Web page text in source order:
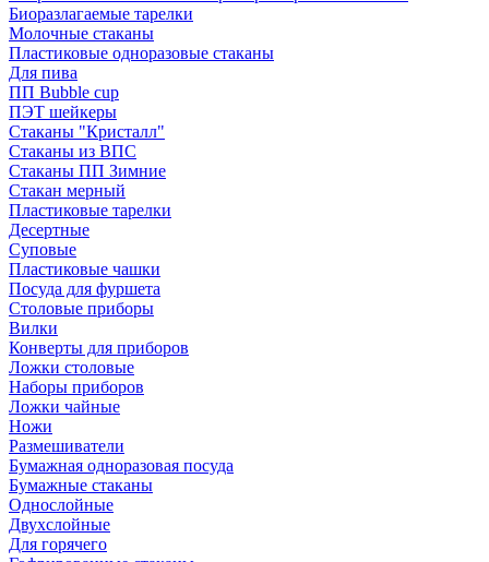
Биоразлагаемые тарелки
Молочные стаканы
Пластиковые одноразовые стаканы
Для пива
ПП Bubble cup
ПЭТ шейкеры
Стаканы "Кристалл"
Стаканы из ВПС
Стаканы ПП Зимние
Стакан мерный
Пластиковые тарелки
Десертные
Суповые
Пластиковые чашки
Посуда для фуршета
Столовые приборы
Вилки
Конверты для приборов
Ложки столовые
Наборы приборов
Ложки чайные
Ножи
Размешиватели
Бумажная одноразовая посуда
Бумажные стаканы
Однослойные
Двухслойные
Для горячего